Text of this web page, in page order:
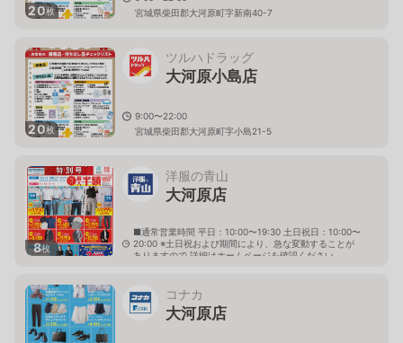
20枚
宮城県柴田郡大河原町字新南40-7
20枚
ツルハドラッグ
大河原小島店
9:00〜22:00
宮城県柴田郡大河原町字小島21-5
8枚
洋服の青山
大河原店
■通常営業時間 平日：10:00〜19:30 土日祝日：10:00〜
20:00 ※土日祝および期間により、急な変動することが
ありますので 詳細はホームページを確認ください
コナカ
大河原店